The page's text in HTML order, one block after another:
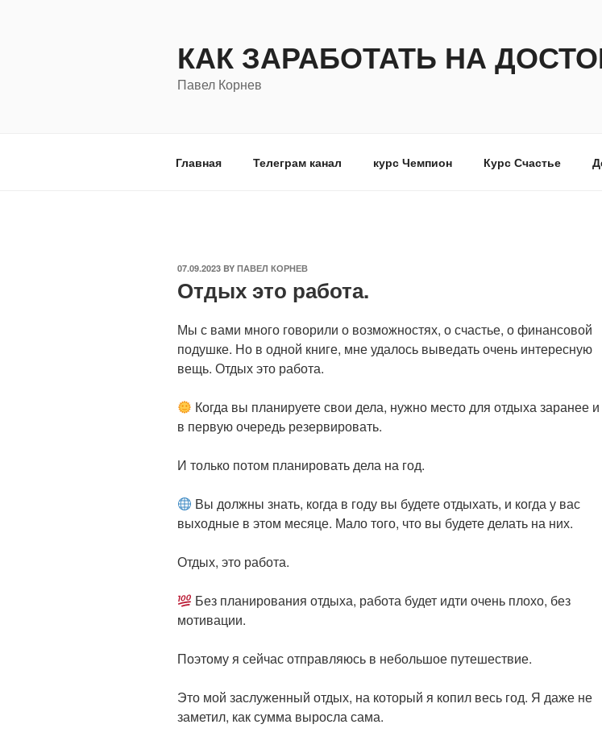
КАК ЗАРАБОТАТЬ НА
Павел Корнев
Главная Телеграм канал курс Чемпион Курс Счастье
POSTED
ON
07.09.2023 BY ПАВЕЛ КОРНЕВ
Отдых это работа.
Мы с вами много говорили о возможностях, о счастье, о финансовой
подушке. Но в одной книге, мне удалось выведать очень интересную
вещь. Отдых это работа.
Когда вы планируете свои дела, нужно место для отдыха заранее и
в первую очередь резервировать.
И только потом планировать дела на год.
Вы должны знать, когда в году вы будете отдыхать, и когда у вас
выходные в этом месяце. Мало того, что вы будете делать на них.
Отдых, это работа.
Без планирования отдыха, работа будет идти очень плохо, без
мотивации.
Поэтому я сейчас отправляюсь в небольшое путешествие.
Это мой заслуженный отдых, на который я копил весь год. Я даже не
заметил, как сумма выросла сама.